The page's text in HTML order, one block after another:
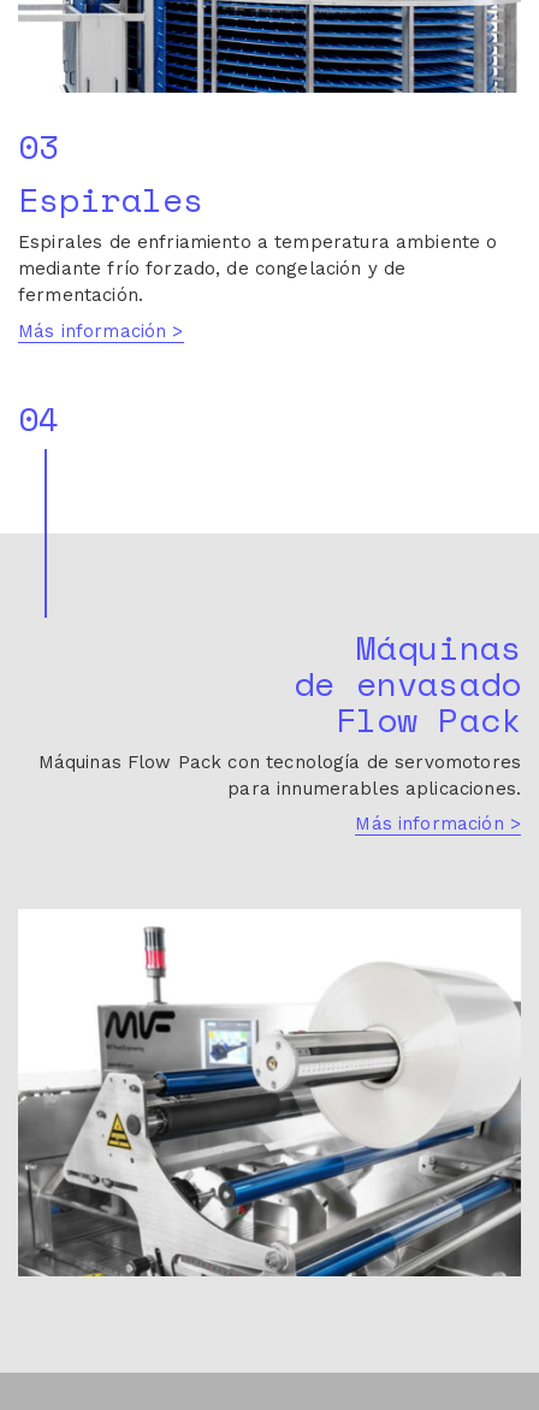
03
Espirales
Espirales de enfriamiento a temperatura ambiente o
mediante frío forzado, de congelación y de
fermentación.
Más información >
04
Máquinas
de envasado
Flow Pack
Máquinas Flow Pack con tecnología de servomotores
para innumerables aplicaciones.
Más información >